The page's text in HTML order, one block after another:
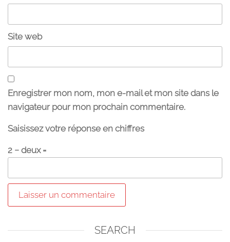
Site web
Enregistrer mon nom, mon e-mail et mon site dans le
navigateur pour mon prochain commentaire.
Saisissez votre réponse en chiffres
2 − deux =
SEARCH